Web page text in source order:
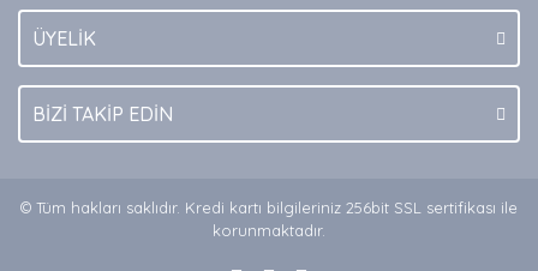
ÜYELİK
BİZİ TAKİP EDİN
© Tüm hakları saklıdır. Kredi kartı bilgileriniz 256bit SSL sertifikası ile
korunmaktadır.